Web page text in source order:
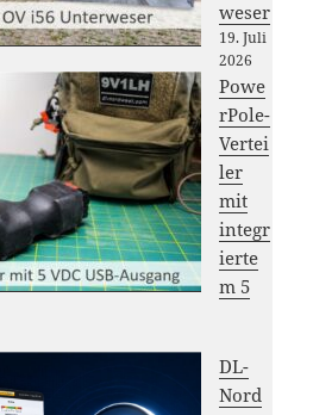
weser
19. Juli
2026
Powe
rPole-
Vertei
ler
mit
integr
ierte
m 5
DL-
Nord